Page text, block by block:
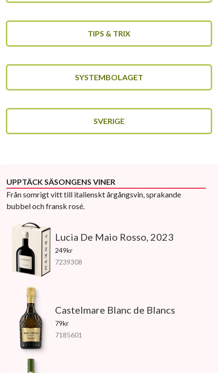
TIPS & TRIX
SYSTEMBOLAGET
SVERIGE
UPPTÄCK SÄSONGENS VINER
Från somrigt vitt till italienskt årgångsvin, sprakande
bubbel och fransk rosé.
Lucia De Maio Rosso, 2023
249kr
7239308
Castelmare Blanc de Blancs
79kr
7185601